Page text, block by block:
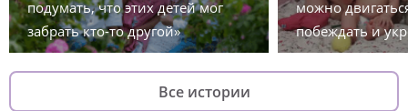
подумать, что этих детей мог
забрать кто-то другой»
можно
побеждать и
Все истории